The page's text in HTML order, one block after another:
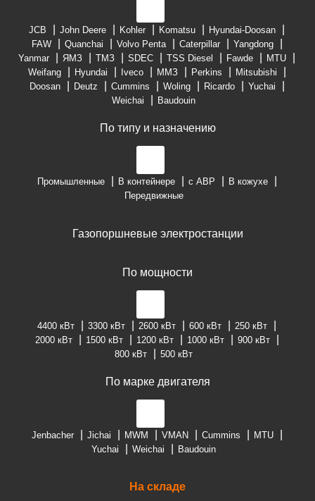
JCB John Deere Kohler Komatsu
Hyundai-Doosan
FAW
Quanchai Volvo Penta Caterpillar
Yangdong
Yanmar
ЯМЗ ТМЗ SDEC TSS Diesel Fawde
MTU
Weifang
Hyundai Iveco ММЗ Perkins
Mitsubishi
Doosan
Deutz Cummins Woling Ricardo
Yuchai
Weichai
Baudouin
По типу и назначению
Промышленные В контейнере с АВР
В кожухе
Передвижные
Газопоршневые электростанции
По мощности
4400 кВт 3300 кВт 2600 кВт 600 кВт
250 кВт
2000 кВт
1500 кВт 1200 кВт 1000 кВт
900 кВт
800 кВт
500 кВт
По марке двигателя
Jenbacher Jichai MWM VMAN Cummins
MTU
Yuchai
Weichai Baudouin
На складе